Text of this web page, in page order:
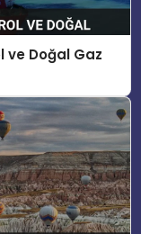
ve Doğal Gaz